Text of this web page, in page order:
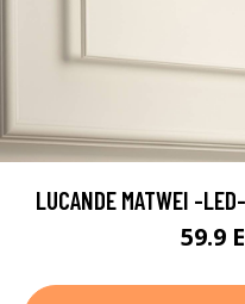
LUCANDE MATWEI -
59.9